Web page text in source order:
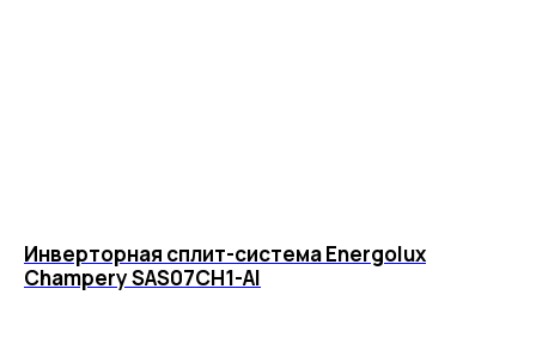
Инверторная сплит-система Energolux
Champery SAS07CH1-AI